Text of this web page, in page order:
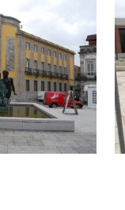
VIANA